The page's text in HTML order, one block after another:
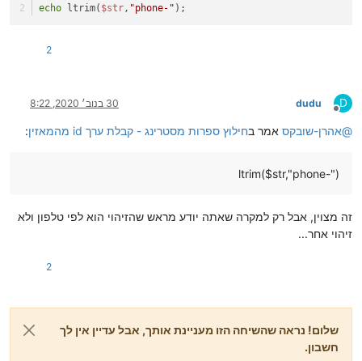
echo ltrim( $str , "phone-" );
2
D
מנותק
dudu 30 בנוב׳ 2020, 8:22
@אהרן-שובקס אמר בחילוץ ספרות מסטרינג - קבלת ערך id מהמאזין :
ltrim($str,"phone-")
זה מצוין, אבל רק למקרה שאתה יודע מראש שהזיהוי הוא לפי טלפון ולא
זיהוי אחר...
2
שלום! נראה שהשיחה הזו מעניינת אותך, אבל עדיין אין לך
חשבון.